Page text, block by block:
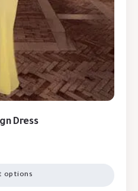
Dress
options